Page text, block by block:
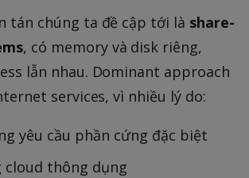
tán chúng ta đề cập tới là share-
, có memory và disk riêng,
lẫn nhau. Dominant approach
services, vì nhiều lý do:
yêu cầu phần cứng đặc biệt
cloud thông dụng